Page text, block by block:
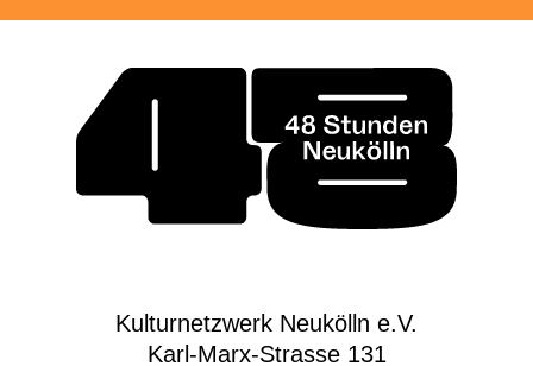
Kulturnetzwerk Neukölln e.V.
Karl-Marx-Strasse 131